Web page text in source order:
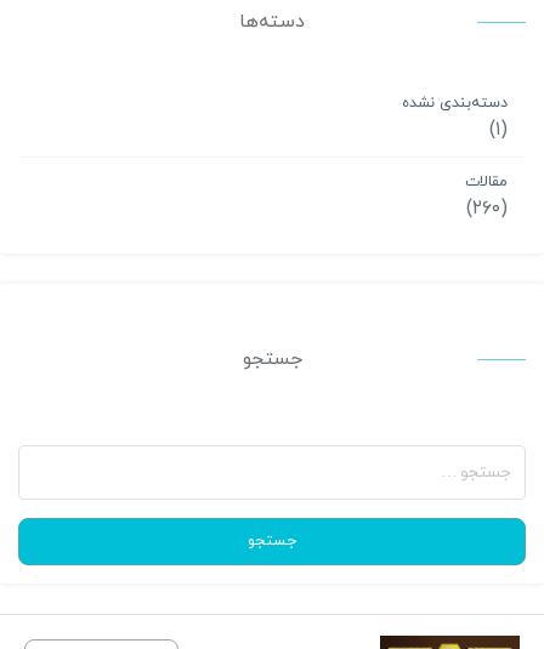
دسته‌ها
دسته‌بندی نشده
(۱)
مقالات
(۲۶۰)
جستجو
جستجو
برای:
جستجو